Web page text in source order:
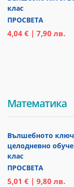
клас
ПРОСВЕТА
4,04 € | 7,90 лв.
Математика
Вълшебното
целодневно
клас
ПРОСВЕТА
5,01 € | 9,80 лв.